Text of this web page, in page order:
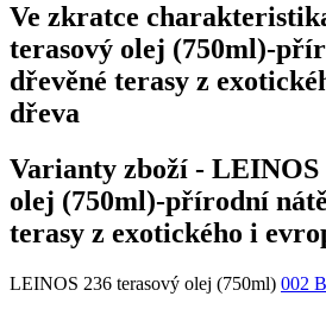
Ve zkratce
terasový olej (750ml)-
dřevěné terasy z
dřeva
Varianty zboží - LEINOS
olej (750ml)-přírodní
terasy z exotického i
LEINOS 236 terasový olej (750ml) 002